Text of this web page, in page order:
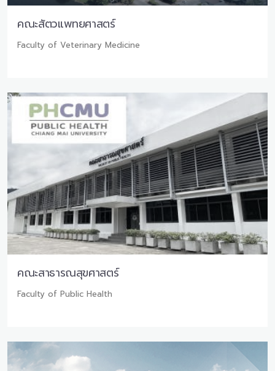
คณะสัตวแพทยศาสตร์
Faculty of Veterinary Medicine
คณะสาธารณสุขศาสตร์
Faculty of Public Health